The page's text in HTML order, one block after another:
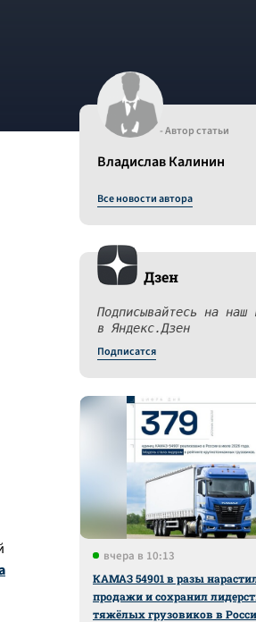
- Автор статьи
Владислав Калинин
Все новости автора
Дзен
Подписывайтесь на наш
в Яндекс.Дзен
Подписатся
вчера в 10:13
КАМАЗ 54901 в разы
продажи и сохранил
тяжёлых грузовиков в